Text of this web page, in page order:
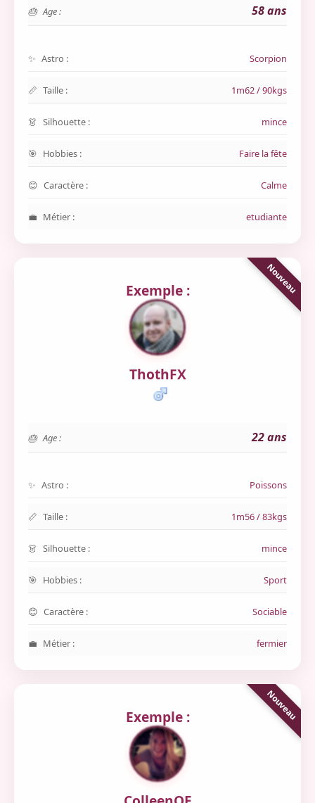
Age : 58 ans
Astro : Scorpion
Taille : 1m62 / 90kgs
Silhouette : mince
Hobbies : Faire la fête
Caractère : Calme
Métier : etudiante
Exemple :
ThothFX
Age : 22 ans
Astro : Poissons
Taille : 1m56 / 83kgs
Silhouette : mince
Hobbies : Sport
Caractère : Sociable
Métier : fermier
Exemple :